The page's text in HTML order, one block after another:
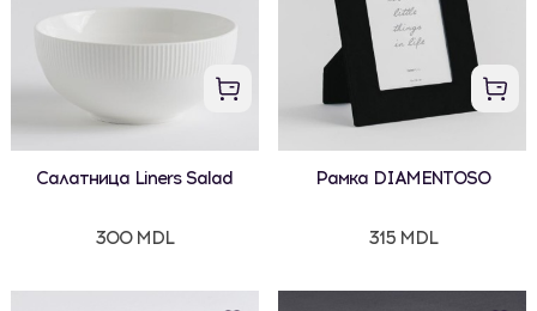
Салатница Liners Salad
300 MDL
Рамка DIAMENTOSO
315 MDL